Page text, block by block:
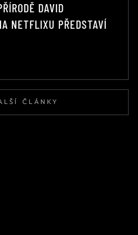
DAVID
NETFLIXU PŘEDSTAVÍ
ČLÁNKY